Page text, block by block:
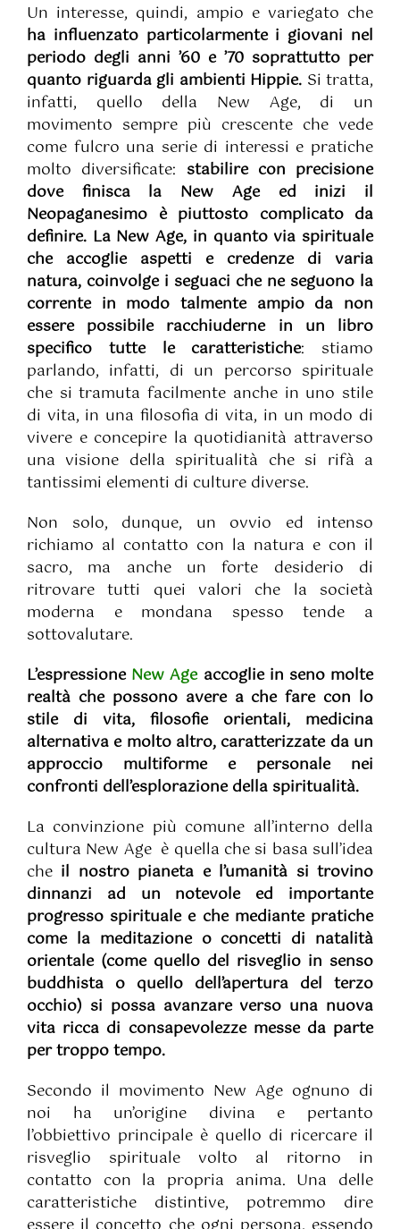
Un interesse, quindi, ampio e variegato che
ha influenzato particolarmente i giovani nel
periodo degli anni ’60 e ’70 soprattutto per
quanto riguarda gli ambienti Hippie. Si tratta,
infatti, quello della New Age, di un
movimento sempre più crescente che vede
come fulcro una serie di interessi e pratiche
molto diversificate: stabilire con precisione
dove finisca la New Age ed inizi il
Neopaganesimo è piuttosto complicato da
definire. La New Age, in quanto via spirituale
che accoglie aspetti e credenze di varia
natura, coinvolge i seguaci che ne seguono la
corrente in modo talmente ampio da non
essere possibile racchiuderne in un libro
specifico tutte le caratteristiche: stiamo
parlando, infatti, di un percorso spirituale
che si tramuta facilmente anche in uno stile
di vita, in una filosofia di vita, in un modo di
vivere e concepire la quotidianità attraverso
una visione della spiritualità che si rifà a
tantissimi elementi di culture diverse.
Non solo, dunque, un ovvio ed intenso
richiamo al contatto con la natura e con il
sacro, ma anche un forte desiderio di
ritrovare tutti quei valori che la società
moderna e mondana spesso tende a
sottovalutare.
L’espressione New Ageaccoglie in seno molte
realtà che possono avere a che fare con lo
stile di vita, filosofie orientali, medicina
alternativa e molto altro, caratterizzate da un
approccio multiforme e personale nei
confronti dell’esplorazione della spiritualità.
La convinzione più comune all’interno della
cultura New Age è quella che si basa sull’idea
che il nostro pianeta e l’umanità si trovino
dinnanzi ad un notevole ed importante
progresso spirituale e che mediante pratiche
come la meditazione o concetti di natalità
orientale (come quello del risveglio in senso
buddhista o quello dell’apertura del terzo
occhio) si possa avanzare verso una nuova
vita ricca di consapevolezze messe da parte
per troppo tempo.
Secondo il movimento New Age ognuno di
noi ha un’origine divina e pertanto
l’obbiettivo principale è quello di ricercare il
risveglio spirituale volto al ritorno in
contatto con la propria anima. Una delle
caratteristiche distintive, potremmo dire